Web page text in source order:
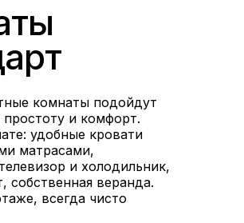
комнаты подойдут
и комфорт.
удобные кровати
матрасами,
и холодильник,
собственная веранда.
всегда чисто